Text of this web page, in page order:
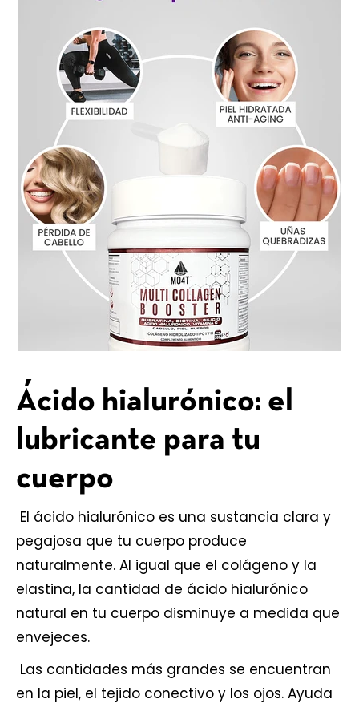
Ácido hialurónico: el
lubricante para tu
cuerpo
El ácido hialurónico es una sustancia clara y
pegajosa que tu cuerpo produce
naturalmente. Al igual que el colágeno y la
elastina, la cantidad de ácido hialurónico
natural en tu cuerpo disminuye a medida que
envejeces.
Las cantidades más grandes se encuentran
en la piel, el tejido conectivo y los ojos. Ayuda